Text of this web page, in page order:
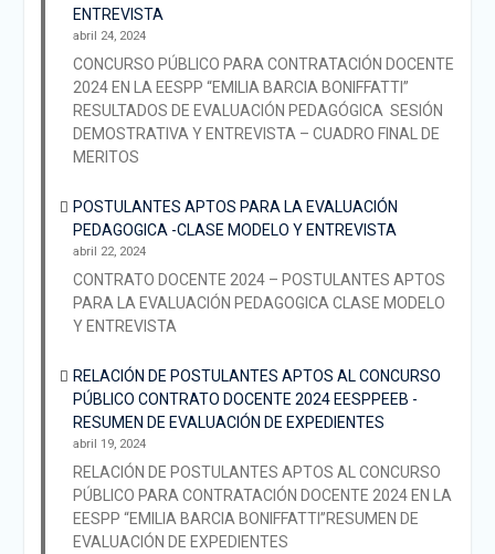
ENTREVISTA
abril 24, 2024
CONCURSO PÚBLICO PARA CONTRATACIÓN DOCENTE
2024 EN LA EESPP “EMILIA BARCIA BONIFFATTI”
RESULTADOS DE EVALUACIÓN PEDAGÓGICA SESIÓN
DEMOSTRATIVA Y ENTREVISTA – CUADRO FINAL DE
MERITOS
POSTULANTES APTOS PARA LA EVALUACIÓN
PEDAGOGICA -CLASE MODELO Y ENTREVISTA
abril 22, 2024
CONTRATO DOCENTE 2024 – POSTULANTES APTOS
PARA LA EVALUACIÓN PEDAGOGICA CLASE MODELO
Y ENTREVISTA
RELACIÓN DE POSTULANTES APTOS AL CONCURSO
PÚBLICO CONTRATO DOCENTE 2024 EESPPEEB -
RESUMEN DE EVALUACIÓN DE EXPEDIENTES
abril 19, 2024
RELACIÓN DE POSTULANTES APTOS AL CONCURSO
PÚBLICO PARA CONTRATACIÓN DOCENTE 2024 EN LA
EESPP “EMILIA BARCIA BONIFFATTI”RESUMEN DE
EVALUACIÓN DE EXPEDIENTES